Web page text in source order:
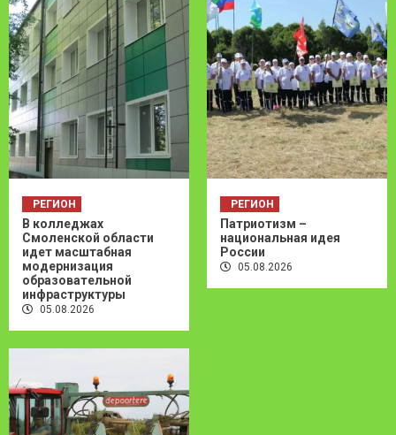
РЕГИОН
В колледжах
Смоленской области
идет масштабная
модернизация
образовательной
инфраструктуры
05.08.2026
РЕГИОН
Патриотизм –
национальная идея
России
05.08.2026